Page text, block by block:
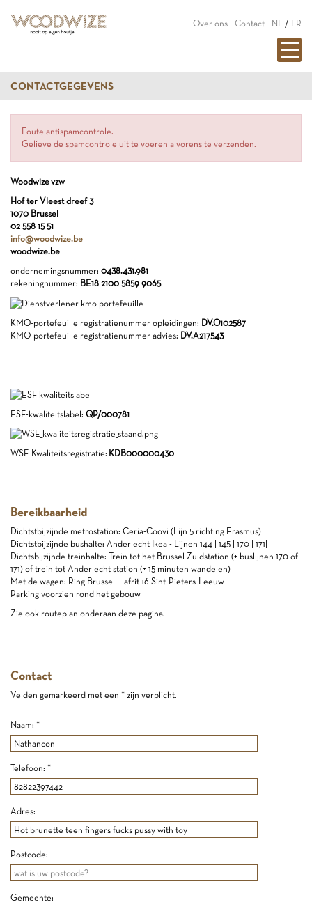
Over ons Contact NL / FR
CONTACTGEGEVENS
Foute antispamcontrole.
Gelieve de spamcontrole uit te voeren alvorens te verzenden.
Woodwize vzw
Hof ter Vleest dreef 3
1070 Brussel
02 558 15 51
info@woodwize.be
woodwize.be
ondernemingsnummer: 0438.431.981
rekeningnummer: BE18 2100 5859 9065
KMO-portefeuille registratienummer opleidingen: DV.O102587
KMO-portefeuille registratienummer advies: DV.A217543
ESF-kwaliteitslabel: QP/000781
WSE Kwaliteitsregistratie: KDB000000430
Bereikbaarheid
Dichtstbijzijnde metrostation: Ceria-Coovi (Lijn 5 richting Erasmus)
Dichtstbijzijnde bushalte: Anderlecht Ikea - Lijnen 144 | 145 | 170 | 171|
Dichtsbijzijnde treinhalte: Trein tot het Brussel Zuidstation (+ buslijnen 170 of
171) of trein tot Anderlecht station (+ 15 minuten wandelen)
Met de wagen: Ring Brussel – afrit 16 Sint-Pieters-Leeuw
Parking voorzien rond het gebouw
Zie ook routeplan onderaan deze pagina.
Contact
Velden gemarkeerd met een * zijn verplicht.
Naam: *
Telefoon: *
Adres:
Postcode:
Gemeente: